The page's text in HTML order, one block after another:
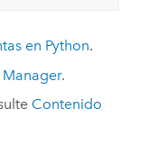
en Python.
Manager.
Contenido